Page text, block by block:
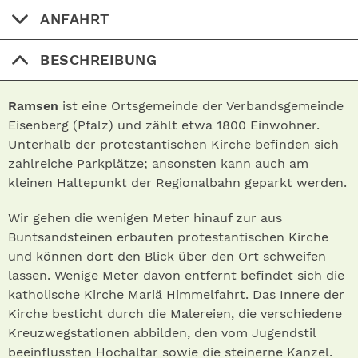
ANFAHRT
BESCHREIBUNG
Ramsen ist eine Ortsgemeinde der Verbandsgemeinde
Eisenberg (Pfalz) und zählt etwa 1800 Einwohner.
Unterhalb der protestantischen Kirche befinden sich
zahlreiche Parkplätze; ansonsten kann auch am
kleinen Haltepunkt der Regionalbahn geparkt werden.
Wir gehen die wenigen Meter hinauf zur aus
Buntsandsteinen erbauten protestantischen Kirche
und können dort den Blick über den Ort schweifen
lassen. Wenige Meter davon entfernt befindet sich die
katholische Kirche Mariä Himmelfahrt. Das Innere der
Kirche besticht durch die Malereien, die verschiedene
Kreuzwegstationen abbilden, den vom Jugendstil
beeinflussten Hochaltar sowie die steinerne Kanzel.